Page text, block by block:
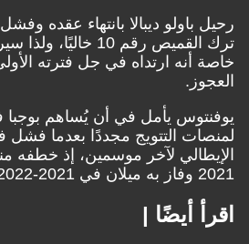
رحيل باولو ديبالا بانتهاء عقده
ترك القميص رقم 10
خاصة أنه ارتداه في جل فترته
العجوز.
يوفنتوس يأمل في أن يُساهم بوجبا
لمنصات التتويج مجددًا بعدما فشل
2021 وفاز به ميلان في 2021-2022.
اقرأ أيضًا |